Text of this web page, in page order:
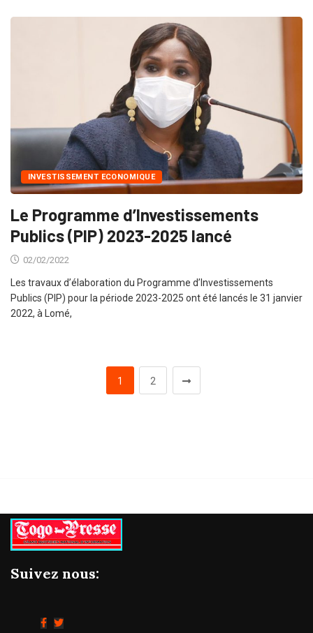
INVESTISSEMENT ECONOMIQUE
Le Programme d’Investissements
Publics (PIP) 2023-2025 lancé
02/02/2022
Les travaux d’élaboration du Programme d’Investissements
Publics (PIP) pour la période 2023-2025 ont été lancés le 31 janvier
2022, à Lomé,
1 2
Suivez nous: